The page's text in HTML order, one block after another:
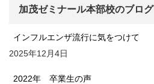
加茂ゼミナール本部校のブログ
インフルエンザ流行に気をつけて
2025年12月4日
2022年 卒業生の声